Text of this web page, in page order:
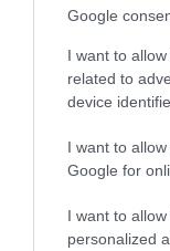
Google
I want to
related to
device
I want to
Google for
I want to
personalized
Οι
Ελληνικός